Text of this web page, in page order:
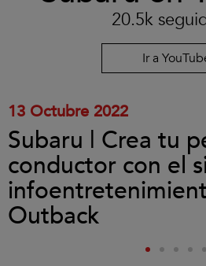
20.5k
Ir a
13 Octubre 2022
Subaru | Crea tu
conductor con el
Outback